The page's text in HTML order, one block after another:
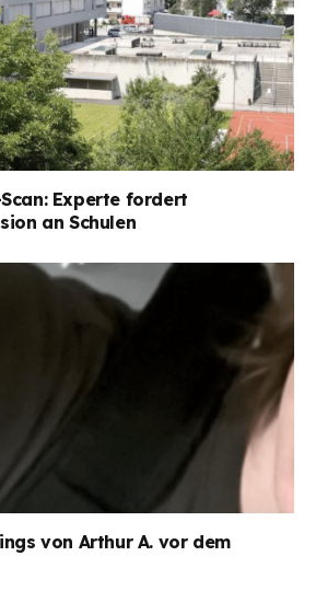
Experte fordert
an Schulen
von Arthur A. vor dem